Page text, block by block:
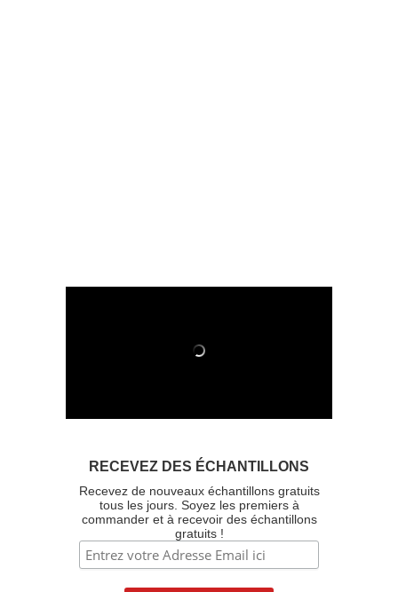
RECEVEZ DES ÉCHANTILLONS
Recevez de nouveaux échantillons gratuits
tous les jours. Soyez les premiers à
commander et à recevoir des échantillons
gratuits !